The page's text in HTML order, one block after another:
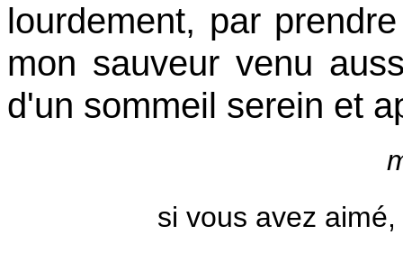
lourdement, par
mon sauveur venu
d'un sommeil serein et
si vous avez